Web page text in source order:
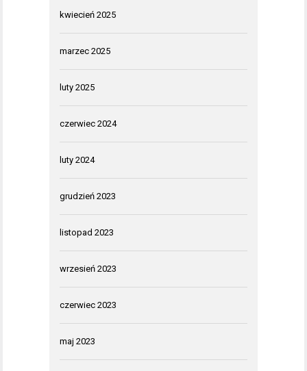
kwiecień 2025
marzec 2025
luty 2025
czerwiec 2024
luty 2024
grudzień 2023
listopad 2023
wrzesień 2023
czerwiec 2023
maj 2023